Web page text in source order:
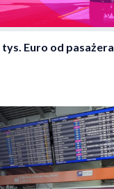
tys. Euro od pasażera